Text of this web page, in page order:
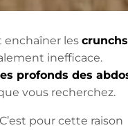
enchaîner les crunchs
inefficace.
profonds des
vous recherchez.
pour cette raison